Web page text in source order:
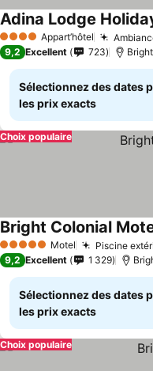
4 Étoiles Appart’hôtel
Adina Lodge
9,2 Excellent 723
Sélectionnez des dates
les prix exacts
Choix populaire
5 Étoiles Motel Piscine
Bright Colonial
9,2 Excellent 1 329
Sélectionnez des dates
les prix exacts
Choix populaire